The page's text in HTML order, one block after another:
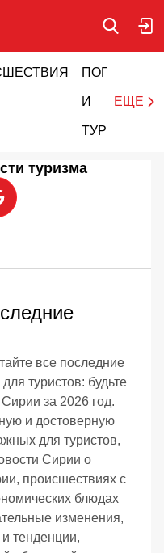
ПОГОДА
И
ТУРИЗМ
ЕЩЕ
туризма
все последние
туристов: будьте
за 2026 год.
и достоверную
для туристов,
Сирии о
происшествиях с
блюдах
изменения,
тенденции,